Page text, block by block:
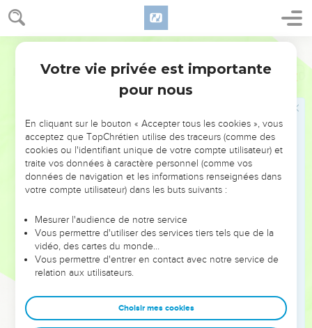
NE MANQUEZ PAS L’ÉVÉNEMENT
DE L’ANNÉE !
ET SI LEURS ERREURS POUVAIENT VOUS ÉVITER LES
VOTRES ?
leur foi ou leur vision. Mais on voit moins les doutes, les erreurs
et les saisons difficiles qu'ils ont traversés, alors même que ce
sont elles qui les ont façonnés.
Dans cette conférence, leaders, entrepreneurs, et responsables
clés pour avancer avec plus de sagesse afin que leurs erreurs
deviennent vos tremplins. Que vous guidiez un ministère, une
Esaïe 17
Votre vie privée est importante
pour nous
En cliquant sur le bouton « Accepter tous les cookies », vous
acceptez que TopChrétien utilise des traceurs (comme des
cookies ou l'identifiant unique de votre compte utilisateur) et
traite vos données à caractère personnel (comme vos
données de navigation et les informations renseignées dans
votre compte utilisateur) dans les buts suivants :
Mesurer l'audience de notre service
Vous permettre d'utiliser des services tiers tels que de la
vidéo, des cartes du monde…
Vous permettre d'entrer en contact avec notre service de
relation aux utilisateurs.
Choisir mes cookies